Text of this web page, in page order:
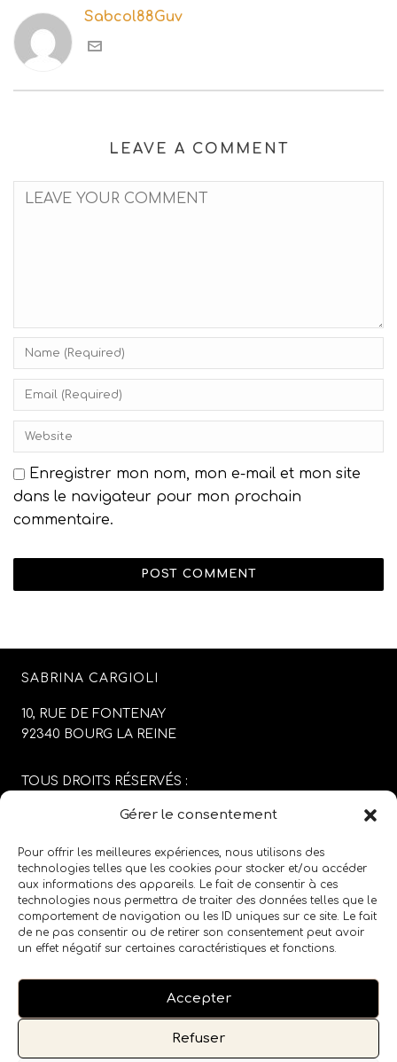
Gérer le consentement
Pour offrir les meilleures expériences, nous utilisons des
technologies telles que les cookies pour stocker et/ou accéder
aux informations des appareils. Le fait de consentir à ces
technologies nous permettra de traiter des données telles que le
comportement de navigation ou les ID uniques sur ce site. Le fait
de ne pas consentir ou de retirer son consentement peut avoir
un effet négatif sur certaines caractéristiques et fonctions.
Accepter
Refuser
Sabcol88Guv
LEAVE A COMMENT
Enregistrer mon nom, mon e-mail et mon site
dans le navigateur pour mon prochain
commentaire.
SABRINA CARGIOLI
10, RUE DE FONTENAY
92340 BOURG LA REINE
TOUS DROITS RÉSERVÉS :
CONCEPTION DU SITE :
MENTIONS LÉGALES/CGV
SUIVEZ LE SALON SUR LES RÉSEAUX SOCIAUX